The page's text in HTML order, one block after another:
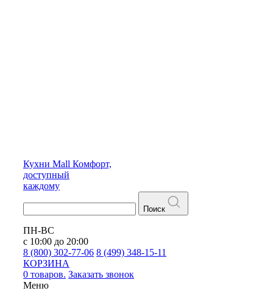
Кухни Mall Комфорт,
доступный
каждому
Поиск
ПН-ВС
с 10:00 до 20:00
8 (800) 302-77-06 8 (499) 348-15-11
КОРЗИНА
0 товаров. Заказать звонок
Меню